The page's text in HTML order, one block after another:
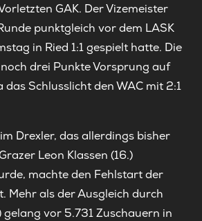
GAK. Der Vizemeister
punktgleich vor dem LASK
in Ried 1:1 gespielt hatte. Die
drei Punkte Vorsprung auf
das Schlusslicht den WAC mit 2:1
Drexler, das allerdings bisher
Leon Klassen (16.)
machte den Fehlstart der
Mehr als der Ausgleich durch
gelang vor 5.731 Zuschauern in